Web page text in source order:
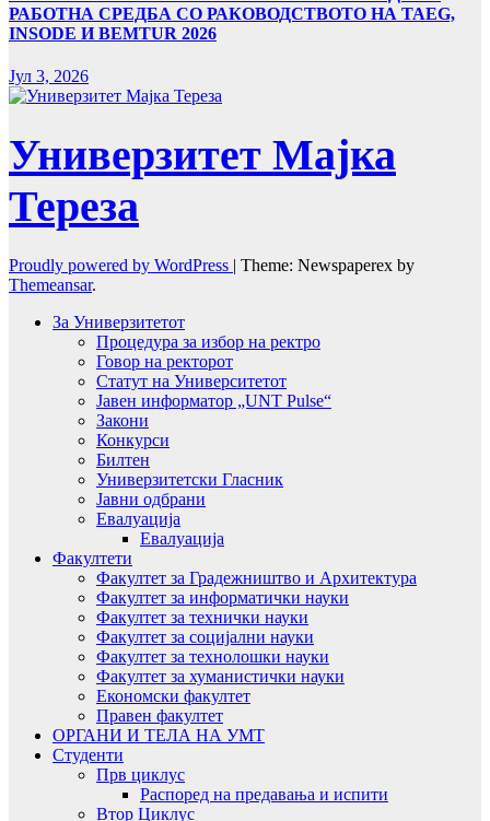
РАБОТНА СРЕДБА СО РАКОВОДСТВОТО НА TAEG,
INSODE И BEMTUR 2026
Јул 3, 2026
Универзитет Мајка
Тереза
Proudly powered by WordPress | Theme: Newspaperex by
Themeansar.
За Универзитетот
Процедура за избор на ректро
Говор на ректорот
Статут на Университетот
Јавен информатор „UNT Pulse“
Закони
Конкурси
Билтен
Универзитетски Гласник
Јавни одбрани
Евалуација
Евалуација
Факултети
Факултет за Градежништво и Архитектура
Факултет за информатички науки
Факултет за технички науки
Факултет за социјални науки
Факултет за технолошки науки
Факултет за хуманистички науки
Економски факултет
Правен факултет
ОРГАНИ И ТЕЛА НА УМТ
Студенти
Прв циклус
Распоред на предавањa и испити
Втор Циклус